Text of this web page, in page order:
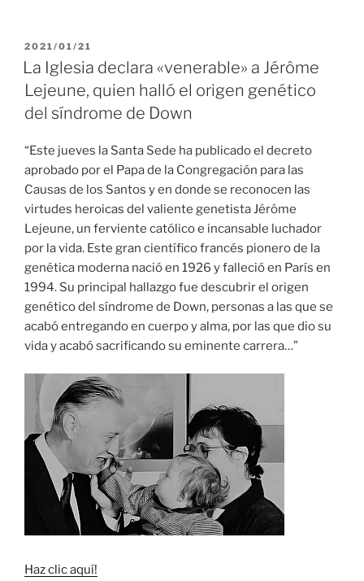
PUBLICADO
EL
2021/01/21
La Iglesia declara «venerable» a Jérôme
Lejeune, quien halló el origen genético
del síndrome de Down
“Este jueves la Santa Sede ha publicado el decreto
aprobado por el Papa de la Congregación para las
Causas de los Santos y en donde se reconocen las
virtudes heroicas del valiente genetista Jérôme
Lejeune, un ferviente católico e incansable luchador
por la vida. Este gran científico francés pionero de la
genética moderna nació en 1926 y falleció en París en
1994. Su principal hallazgo fue descubrir el origen
genético del síndrome de Down, personas a las que se
acabó entregando en cuerpo y alma, por las que dio su
vida y acabó sacrificando su eminente carrera…”
Haz clic aquí!